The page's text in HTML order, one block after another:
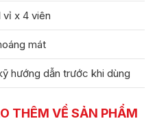
vỉ x 4 viên
mát
hướng dẫn trước khi dùng
THÊM VỀ SẢN PHẨM